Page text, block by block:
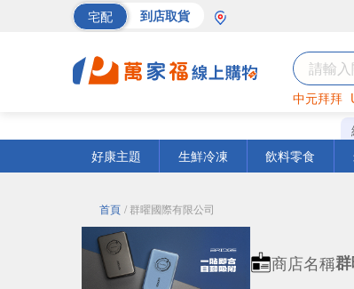
宅配 到店取貨
中元拜拜
好康主題
生鮮冷凍 飲料零食
首頁 / 群曜國際有限公司
商店名稱